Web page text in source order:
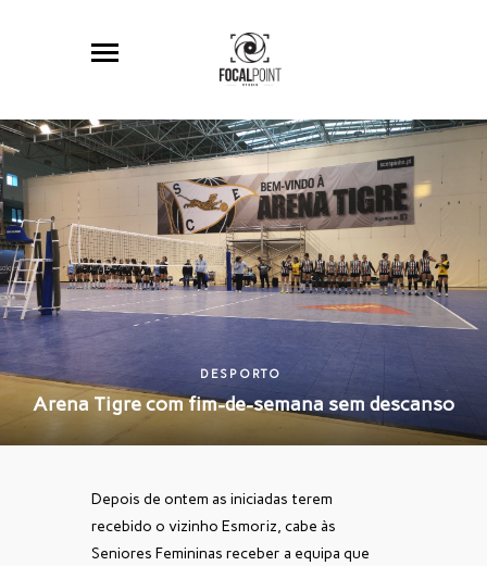
DESPORTO
Arena Tigre com fim-de-semana sem descanso
Depois de ontem as iniciadas terem
recebido o vizinho Esmoriz, cabe às
Seniores Femininas receber a equipa que